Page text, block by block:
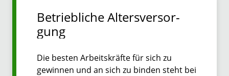
Betriebliche Alters­versor­
gung
Die besten Arbeitskräfte für sich zu
gewinnen und an sich zu binden steht bei